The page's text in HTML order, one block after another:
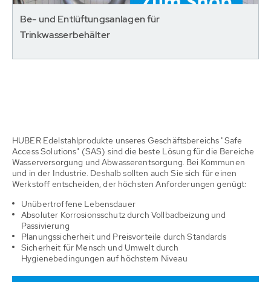
Be- und Entlüftungsanlagen für
Trinkwasserbehälter
HUBER Edelstahlprodukte unseres Geschäftsbereichs "Safe
Access Solutions" (SAS) sind die beste Lösung für die Bereiche
Wasserversorgung und Abwasserentsorgung. Bei Kommunen
und in der Industrie. Deshalb sollten auch Sie sich für einen
Werkstoff entscheiden, der höchsten Anforderungen genügt:
Unübertroffene Lebensdauer
Absoluter Korrosionsschutz durch Vollbadbeizung und
Passivierung
Planungssicherheit und Preisvorteile durch Standards
Sicherheit für Mensch und Umwelt durch
Hygienebedingungen auf höchstem Niveau